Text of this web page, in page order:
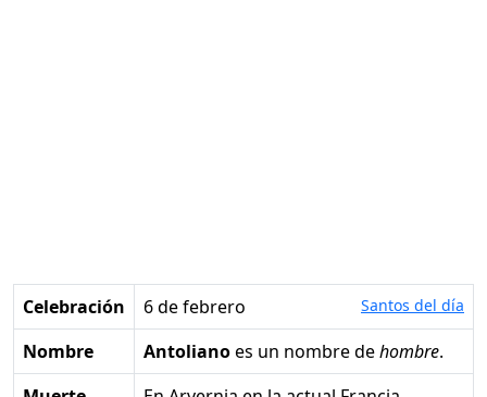
Celebración 6 de febrero Santos del día
Nombre Antolianoes un nombre dehombre.